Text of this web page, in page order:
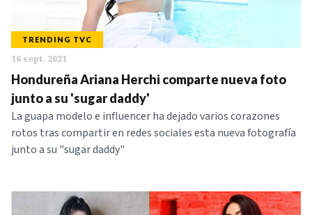
TRENDING TVC
16 sept. 2021
Hondureña Ariana Herchi comparte nueva foto
junto a su 'sugar daddy'
La guapa modelo e influencer ha dejado varios corazones
rotos tras compartir en redes sociales esta nueva fotografía
junto a su "sugar daddy"